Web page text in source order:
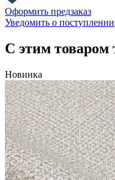
Оформить предзаказ
Уведомить о поступлении
С этим товаром
Новинка